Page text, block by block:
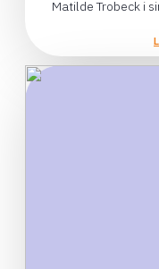
Matilde Trobeck i